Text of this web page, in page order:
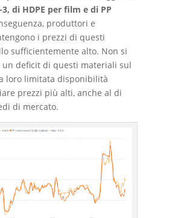
3, di HDPE per film e di PP
produttori e
i prezzi di questi
sufficientemente alto. Non si
un deficit di questi materiali sul
loro limitata disponibilità
prezzi più alti, anche al di
di mercato.